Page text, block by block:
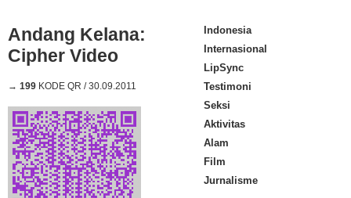
Andang Kelana:
Cipher Video
→ 199 KODE QR / 30.09.2011
Indonesia
Internasional
LipSync
Testimoni
Seksi
Aktivitas
Alam
Film
Jurnalisme